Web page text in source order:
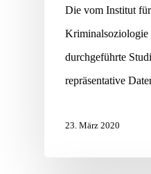
Die vom Institut
durchgeführte
repräsentative
23. März 2020